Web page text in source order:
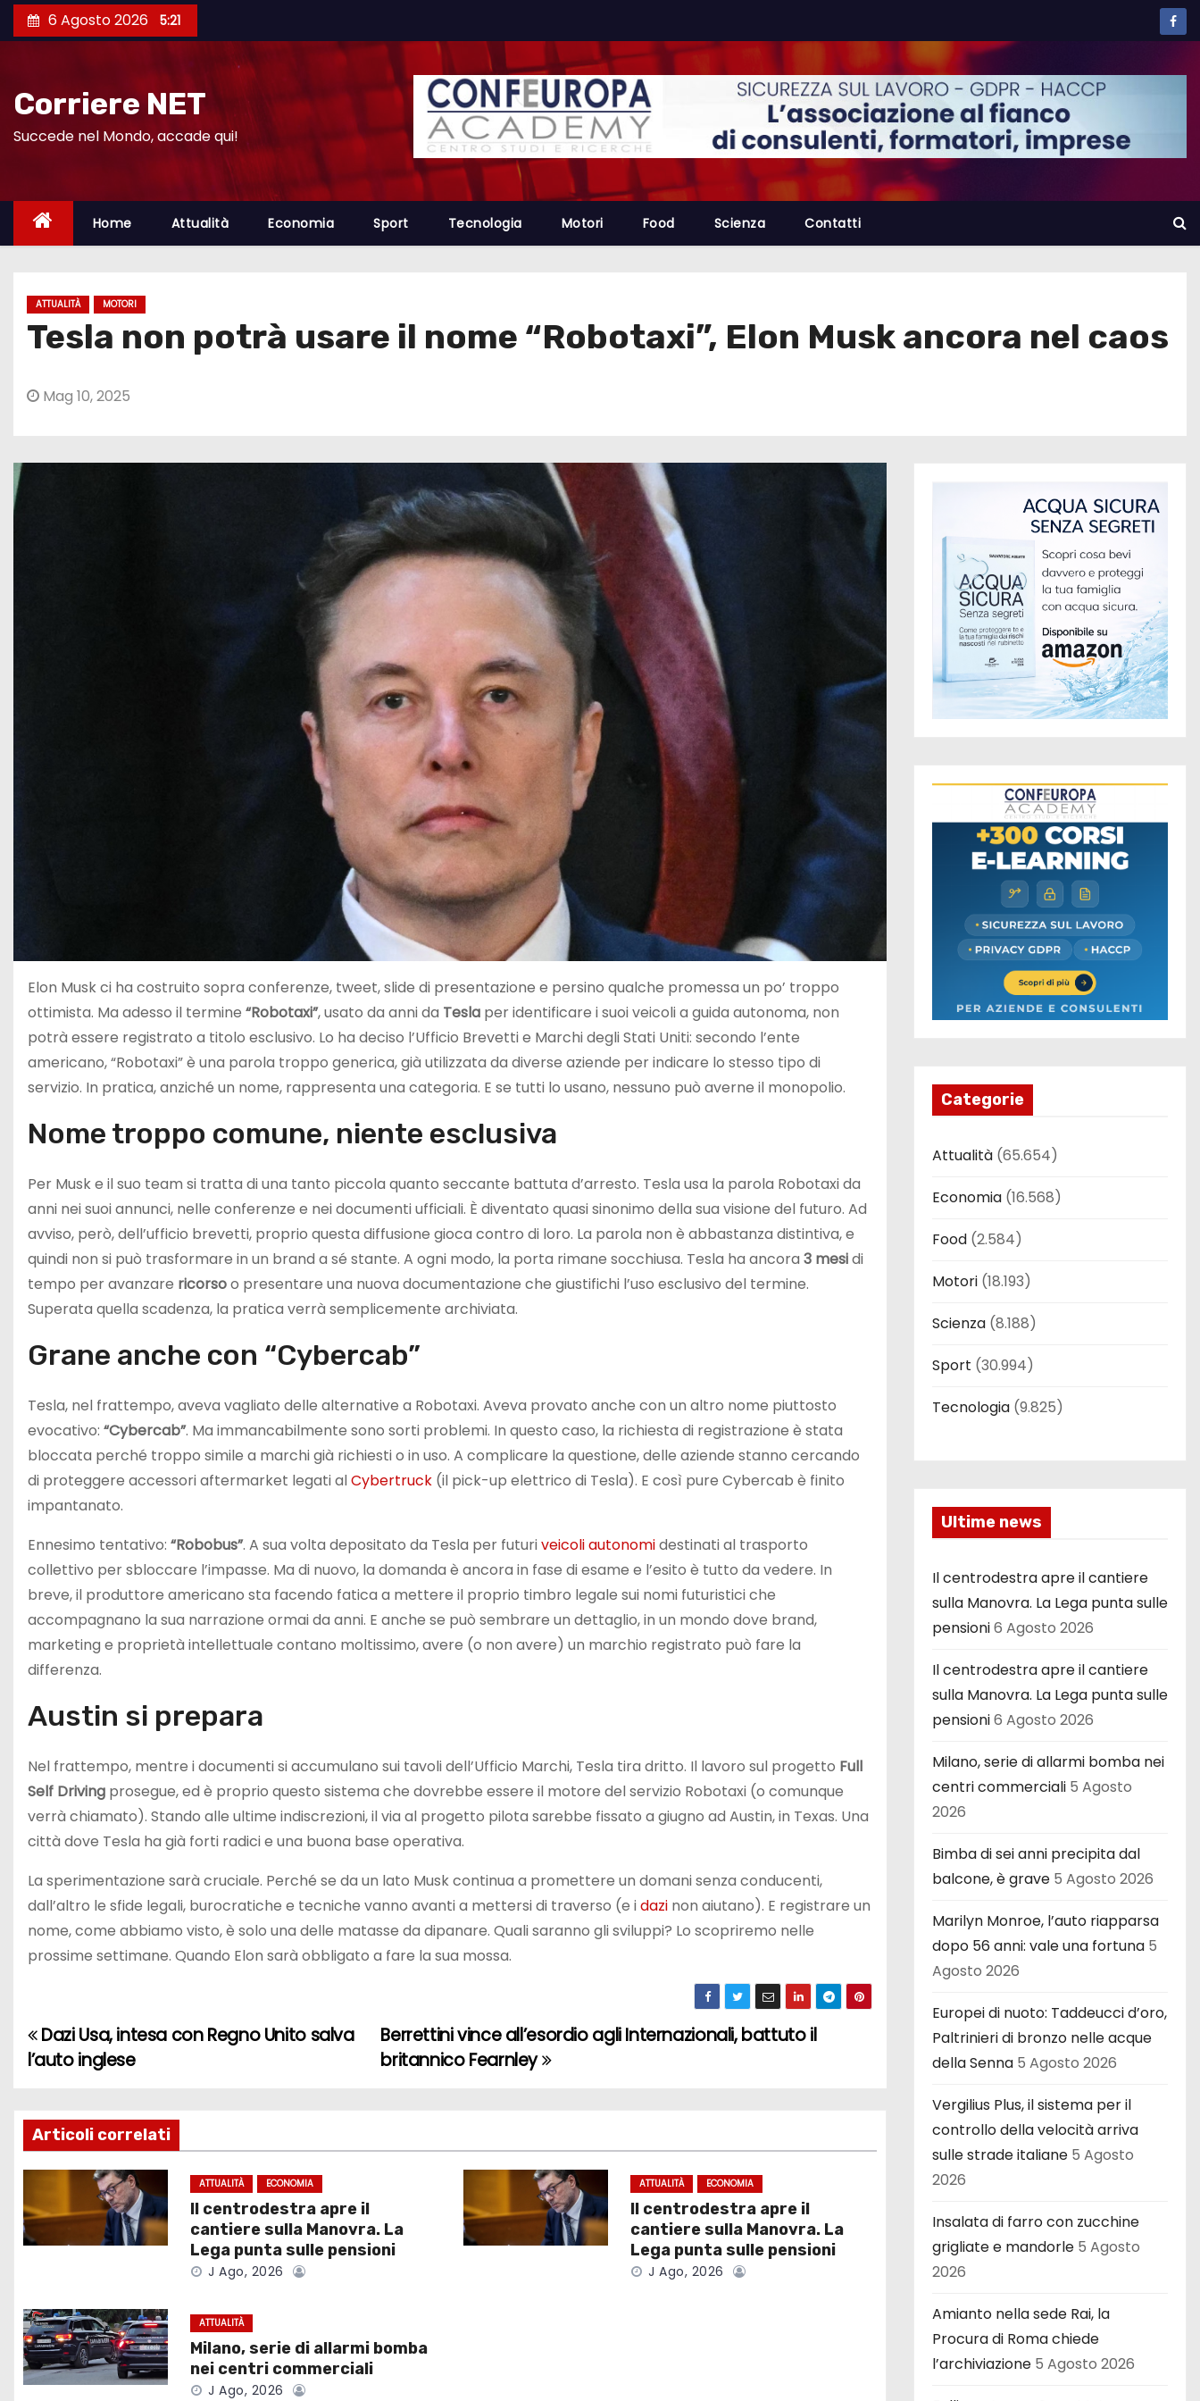
a
6 Agosto 2026 5:21
Corriere NET
Succede nel Mondo, accade qui!
Home Attualità Economia Sport Tecnologia Motori Food Scienza Contatti
ATTUALITÀ MOTORI
Tesla non potrà usare il nome “Robotaxi”, Elon Musk ancora nel caos
Mag 10, 2025
Elon Musk ci ha costruito sopra conferenze, tweet, slide di presentazione e persino qualche promessa un po’ troppo
ottimista. Ma adesso il termine “Robotaxi”, usato da anni da Tesla per identificare i suoi veicoli a guida autonoma, non
potrà essere registrato a titolo esclusivo. Lo ha deciso l’Ufficio Brevetti e Marchi degli Stati Uniti: secondo l’ente
americano, “Robotaxi” è una parola troppo generica, già utilizzata da diverse aziende per indicare lo stesso tipo di
servizio. In pratica, anziché un nome, rappresenta una categoria. E se tutti lo usano, nessuno può averne il monopolio.
Nome troppo comune, niente esclusiva
Per Musk e il suo team si tratta di una tanto piccola quanto seccante battuta d’arresto. Tesla usa la parola Robotaxi da
anni nei suoi annunci, nelle conferenze e nei documenti ufficiali. È diventato quasi sinonimo della sua visione del futuro. Ad
avviso, però, dell’ufficio brevetti, proprio questa diffusione gioca contro di loro. La parola non è abbastanza distintiva, e
quindi non si può trasformare in un brand a sé stante. A ogni modo, la porta rimane socchiusa. Tesla ha ancora 3 mesidi
tempo per avanzare ricorsoo presentare una nuova documentazione che giustifichi l’uso esclusivo del termine.
Superata quella scadenza, la pratica verrà semplicemente archiviata.
Grane anche con “Cybercab”
Tesla, nel frattempo, aveva vagliato delle alternative a Robotaxi. Aveva provato anche con un altro nome piuttosto
evocativo: “Cybercab”. Ma immancabilmente sono sorti problemi. In questo caso, la richiesta di registrazione è stata
bloccata perché troppo simile a marchi già richiesti o in uso. A complicare la questione, delle aziende stanno cercando
di proteggere accessori aftermarket legati alCybertruck (il pick-up elettrico di Tesla). E così pure Cybercab è finito
impantanato.
Ennesimo tentativo: “Robobus”. A sua volta depositato da Tesla per futuriveicoli autonomidestinati al trasporto
collettivo per sbloccare l’impasse. Ma di nuovo, la domanda è ancora in fase di esame e l’esito è tutto da vedere. In
breve, il produttore americano sta facendo fatica a mettere il proprio timbro legale sui nomi futuristici che
accompagnano la sua narrazione ormai da anni. E anche se può sembrare un dettaglio, in un mondo dove brand,
marketing e proprietà intellettuale contano moltissimo, avere (o non avere) un marchio registrato può fare la
differenza.
Austin si prepara
Nel frattempo, mentre i documenti si accumulano sui tavoli dell’Ufficio Marchi, Tesla tira dritto. Il lavoro sul progetto Full
Self Driving prosegue, ed è proprio questo sistema che dovrebbe essere il motore del servizio Robotaxi (o comunque
verrà chiamato). Stando alle ultime indiscrezioni, il via al progetto pilota sarebbe fissato a giugno ad Austin, in Texas. Una
città dove Tesla ha già forti radici e una buona base operativa.
La sperimentazione sarà cruciale. Perché se da un lato Musk continua a promettere un domani senza conducenti,
dall’altro le sfide legali, burocratiche e tecniche vanno avanti a mettersi di traverso (e idazi non aiutano). E registrare un
nome, come abbiamo visto, è solo una delle matasse da dipanare. Quali saranno gli sviluppi? Lo scopriremo nelle
prossime settimane. Quando Elon sarà obbligato a fare la sua mossa.
N
v
i
a
i
o
n
Berrettini vince all’esordio agli Internazionali, battuto il
britannico Fearnley
Dazi Usa, intesa con Regno Unito salva
l’auto inglese
Articoli correlati
ATTUALITÀ ECONOMIA
Il centrodestra apre il
cantiere sulla Manovra. La
Lega punta sulle pensioni
J Ago, 2026
ATTUALITÀ ECONOMIA
Il centrodestra apre il
cantiere sulla Manovra. La
Lega punta sulle pensioni
J Ago, 2026
ATTUALITÀ
Milano, serie di allarmi bomba
nei centri commerciali
J Ago, 2026
Categorie
Attualità (65.654)
Economia (16.568)
Food (2.584)
Motori (18.193)
Scienza (8.188)
Sport (30.994)
Tecnologia (9.825)
Ultime news
Il centrodestra apre il cantiere
sulla Manovra. La Lega punta sulle
pensioni6 Agosto 2026
Il centrodestra apre il cantiere
sulla Manovra. La Lega punta sulle
pensioni6 Agosto 2026
Milano, serie di allarmi bomba nei
centri commerciali 5 Agosto
2026
Bimba di sei anni precipita dal
balcone, è grave 5 Agosto 2026
Marilyn Monroe, l’auto riapparsa
dopo 56 anni: vale una fortuna 5
Agosto 2026
Europei di nuoto: Taddeucci d’oro,
Paltrinieri di bronzo nelle acque
della Senna 5 Agosto 2026
Vergilius Plus, il sistema per il
controllo della velocità arriva
sulle strade italiane 5 Agosto
2026
Insalata di farro con zucchine
grigliate e mandorle 5 Agosto
2026
Amianto nella sede Rai, la
Procura di Roma chiede
l’archiviazione 5 Agosto 2026